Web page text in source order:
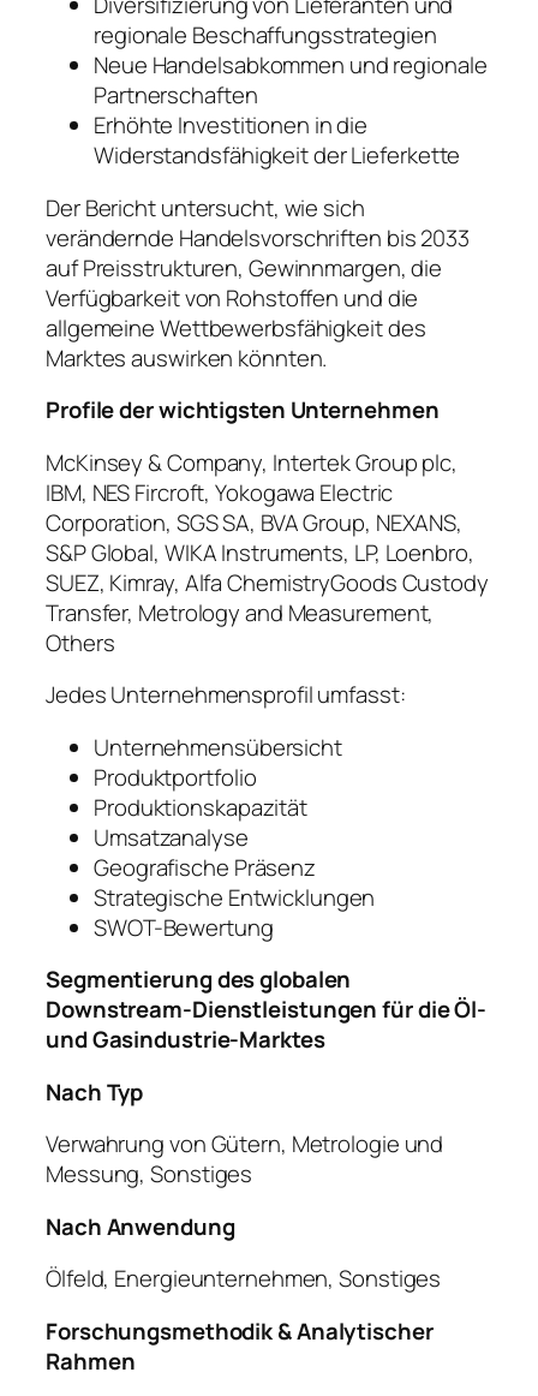
regionale Beschaffungsstrategien
Neue Handelsabkommen und regionale
Partnerschaften
Erhöhte Investitionen in die
Widerstandsfähigkeit der Lieferkette
Der Bericht untersucht, wie sich
verändernde Handelsvorschriften bis 2033
auf Preisstrukturen, Gewinnmargen, die
Verfügbarkeit von Rohstoffen und die
allgemeine Wettbewerbsfähigkeit des
Marktes auswirken könnten.
Profile der wichtigsten Unternehmen
McKinsey & Company, Intertek Group plc,
IBM, NES Fircroft, Yokogawa Electric
Corporation, SGS SA, BVA Group, NEXANS,
S&P Global, WIKA Instruments, LP, Loenbro,
SUEZ, Kimray, Alfa ChemistryGoods Custody
Transfer, Metrology and Measurement,
Others
Jedes Unternehmensprofil umfasst:
Unternehmensübersicht
Produktportfolio
Produktionskapazität
Umsatzanalyse
Geografische Präsenz
Strategische Entwicklungen
SWOT-Bewertung
Segmentierung des globalen
Downstream-Dienstleistungen für die Öl-
und Gasindustrie-Marktes
Nach Typ
Verwahrung von Gütern, Metrologie und
Messung, Sonstiges
Nach Anwendung
Ölfeld, Energieunternehmen, Sonstiges
Forschungsmethodik & Analytischer
Rahmen